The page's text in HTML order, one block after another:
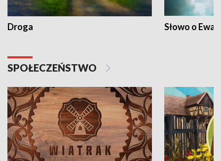
Droga Słowo o
SPOŁECZEŃSTWO